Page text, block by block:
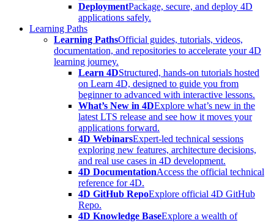
DeploymentPackage, secure, and deploy 4D
applications safely.
Learning Paths
Learning PathsOfficial guides, tutorials, videos,
documentation, and repositories to accelerate your 4D
learning journey.
Learn 4DStructured, hands-on tutorials hosted
on Learn 4D, designed to guide you from
beginner to advanced with interactive lessons.
What’s New in 4DExplore what’s new in the
latest LTS release and see how it moves your
applications forward.
4D WebinarsExpert-led technical sessions
exploring new features, architecture decisions,
and real use cases in 4D development.
4D DocumentationAccess the official technical
reference for 4D.
4D GitHub RepoExplore official 4D GitHub
Repo.
4D Knowledge BaseExplore a wealth of